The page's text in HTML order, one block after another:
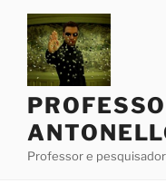
Pular
conteúdo
Professor e